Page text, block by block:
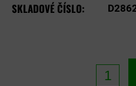
SKLADOVÉ ČÍSLO: